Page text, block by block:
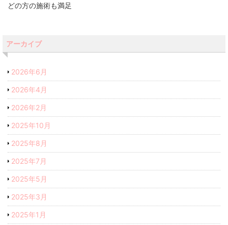
どの方の施術も満足
アーカイブ
2026年6月
2026年4月
2026年2月
2025年10月
2025年8月
2025年7月
2025年5月
2025年3月
2025年1月